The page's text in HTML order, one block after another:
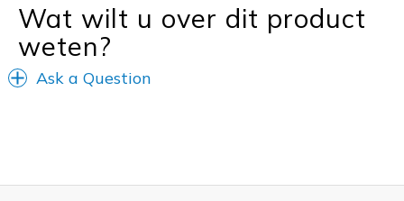
Wat wilt u over dit product
weten?
Ask a Question